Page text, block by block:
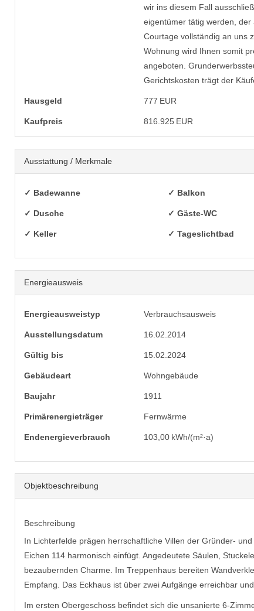
wir ins diesem Fall
eigentümer tätig werden, der
Courtage vollständig an uns
Wohnung wird Ihnen somit
angeboten.
Gerichtskosten trägt der
Hausgeld 777 EUR
Kaufpreis 816.925 EUR
Ausstattung / Merkmale
✓ Badewanne ✓ Balkon
✓ Dusche ✓ Gäste-WC
✓ Keller ✓ Tageslichtbad
Energieausweis
Energieausweistyp Verbrauchs­ausweis
Ausstellungsdatum 16.02.2014
Gültig bis 15.02.2024
Gebäudeart Wohngebäude
Baujahr 1911
Primärenergieträger Fernwärme
Endenergie­verbrauch 103,00 kWh/(m²·a)
Objekt­beschreibung
Beschreibung
In Lichterfelde prägen herrschaftliche Villen der Gründer-
Eichen 114 harmonisch einfügt. Angedeutete Säulen,
bezaubernden Charme. Im Treppenhaus bereiten
Empfang. Das Eckhaus ist über zwei Aufgänge erreichbar
Im ersten Obergeschoss befindet sich die unsanierte 6-